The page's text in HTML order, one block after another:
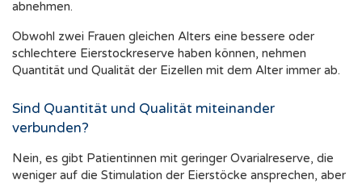
abnehmen.
Obwohl zwei Frauen gleichen Alters eine bessere oder
schlechtere Eierstockreserve haben können, nehmen
Quantität und Qualität der Eizellen mit dem Alter immer ab.
Sind Quantität und Qualität miteinander
verbunden?
Nein, es gibt Patientinnen mit geringer Ovarialreserve, die
weniger auf die Stimulation der Eierstöcke ansprechen, aber